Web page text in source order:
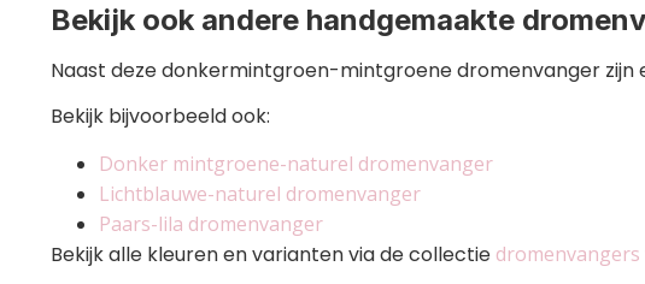
Bekijk ook andere handgemaakte
Naast deze donkermintgroen-mintgroene dromenvanger
Bekijk bijvoorbeeld ook:
Donker mintgroene-naturel dromenvanger
Lichtblauwe-naturel dromenvanger
Paars-lila dromenvanger
Bekijk alle kleuren en varianten via de collectie